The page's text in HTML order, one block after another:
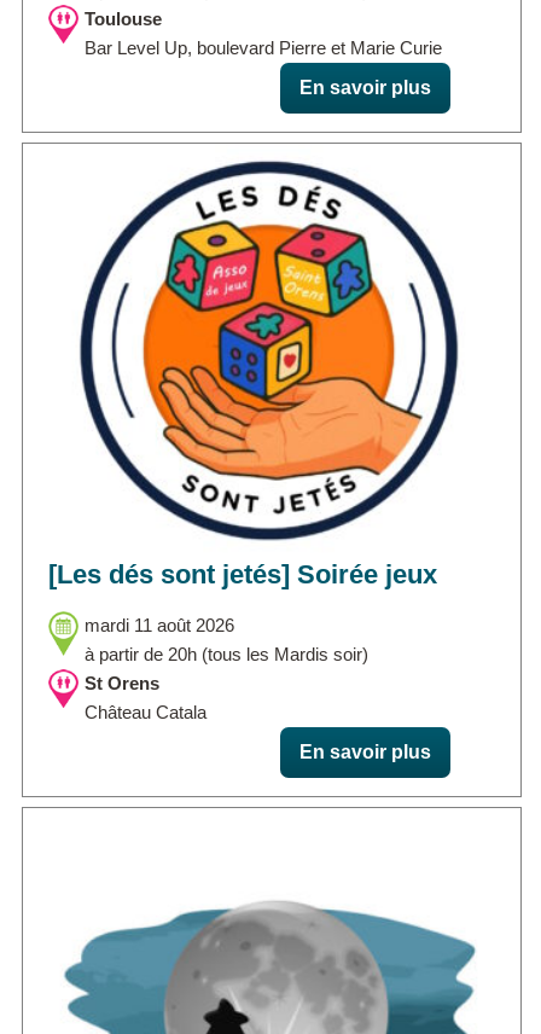
Toulouse
Bar Level Up, boulevard Pierre et Marie Curie
En savoir plus
[Les dés sont jetés] Soirée jeux
mardi 11 août 2026
à partir de 20h (tous les Mardis soir)
St Orens
Château Catala
En savoir plus